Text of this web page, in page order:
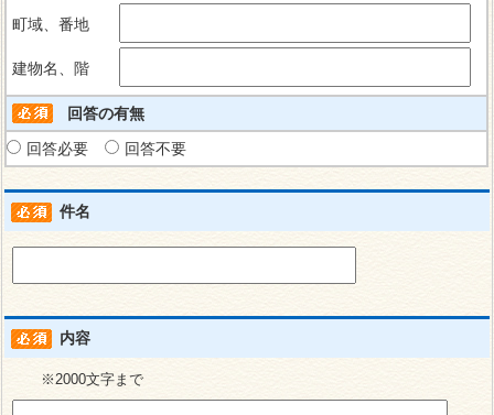
町域、番地
建物名、階
回答の有無
回答必要
回答不要
件名
内容
※2000文字まで